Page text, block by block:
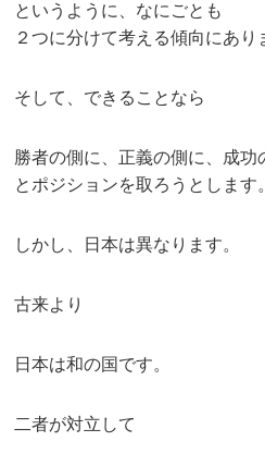
というように、なにごとも
２つに分けて考える傾向にあり
そして、できることなら
勝者の側に、正義の側に、成功
とポジションを取ろうとします。
しかし、日本は異なります。
古来より
日本は和の国です。
二者が対立して